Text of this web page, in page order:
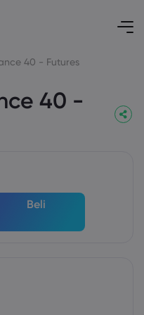
40 - Futures
40 -
Beli